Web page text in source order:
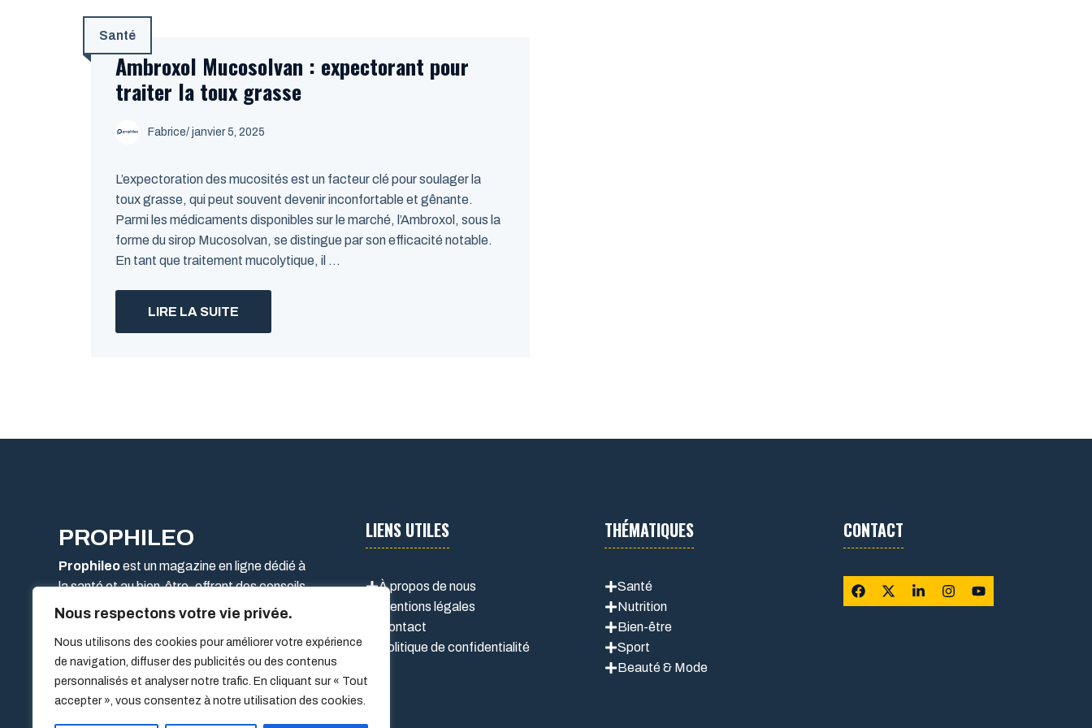
Nous respectons votre vie privée.
Nous utilisons des cookies pour améliorer votre expérience
de navigation, diffuser des publicités ou des contenus
personnalisés et analyser notre trafic. En cliquant sur « Tout
accepter », vous consentez à notre utilisation des cookies.
Santé
Ambroxol Mucosolvan : expectorant pour
traiter la toux grasse
Fabrice/ janvier 5, 2025
L’expectoration des mucosités est un facteur clé pour soulager la
toux grasse, qui peut souvent devenir inconfortable et gênante.
Parmi les médicaments disponibles sur le marché, l’Ambroxol, sous la
forme du sirop Mucosolvan, se distingue par son efficacité notable.
En tant que traitement mucolytique, il ...
LIRE LA SUITE
PROPHILEO
Prophileoest un magazine en ligne dédié à
la santé et au bien-être, offrant des conseils
pratiques, des astuces naturelles et des
qualité de vie.
LIENS UTILES
À propos de nous
Mentions légales
Contact
Politique de confidentialité
THÉMATIQUES
Santé
Nutrition
Bien-être
Sport
Beauté & Mode
CONTACT